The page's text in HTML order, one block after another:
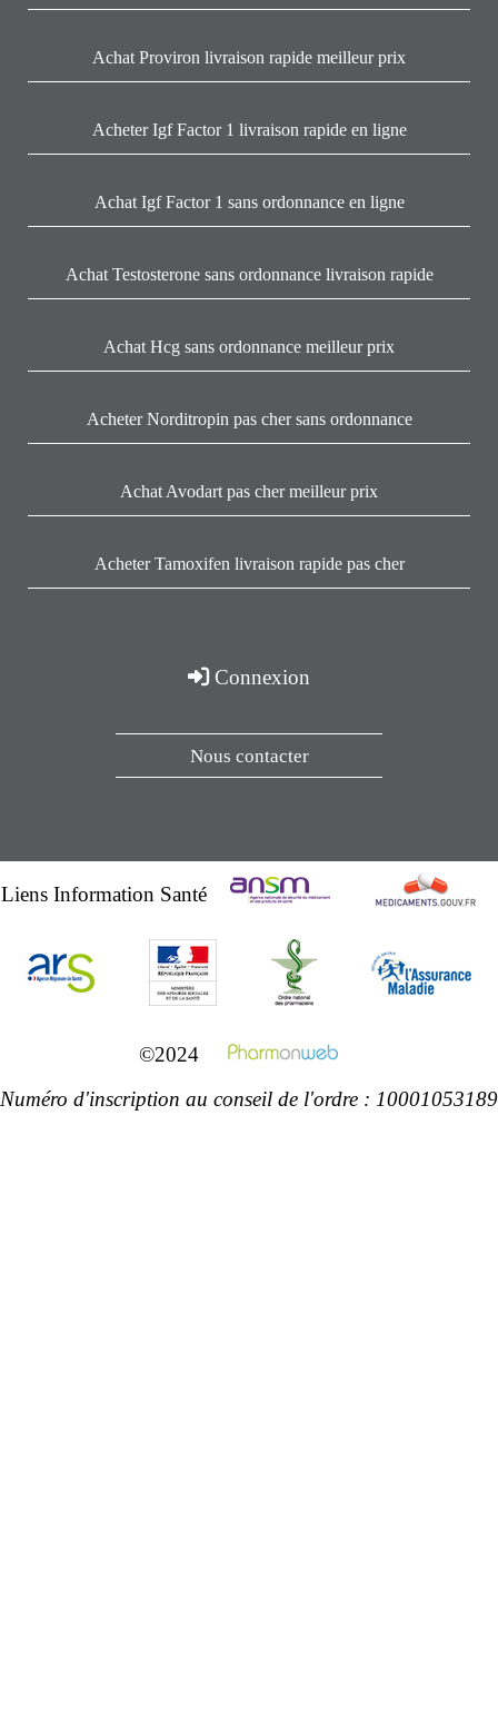
Achat Proviron livraison rapide meilleur prix
Acheter Igf Factor 1 livraison rapide en ligne
Achat Igf Factor 1 sans ordonnance en ligne
Achat Testosterone sans ordonnance livraison rapide
Achat Hcg sans ordonnance meilleur prix
Acheter Norditropin pas cher sans ordonnance
Achat Avodart pas cher meilleur prix
Acheter Tamoxifen livraison rapide pas cher
Connexion
Nous contacter
Liens Information Santé
©2024
Numéro d'inscription au conseil de l'ordre : 10001053189